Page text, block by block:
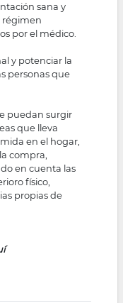
sana y
régimen
por el médico.
y potenciar la
personas que
puedan surgir
que lleva
en el hogar,
compra,
en cuenta las
físico,
propias de